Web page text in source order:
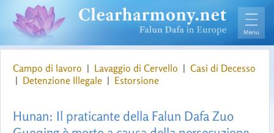
Campo di lavoro | Lavaggio di Cervello | Casi di Decesso
| Detenzione Illegale | Estorsione
Hunan: Il praticante della Falun Dafa Zuo